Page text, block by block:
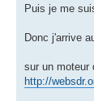
Puis je me
Donc j'arrive
sur un moteur
http://